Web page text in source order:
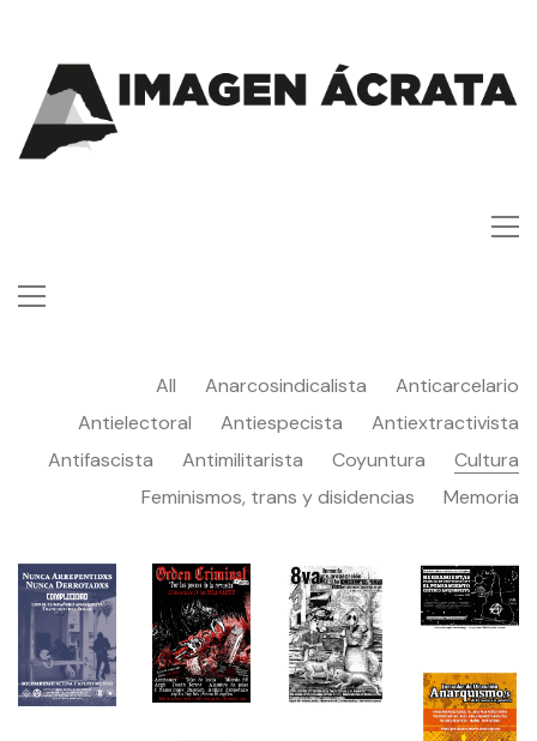
All Anarcosindicalista
Anticarcelario
Antielectoral
Antiespecista
Antiextractivista
Antifascista
Antimilitarista Coyuntura
Cultura
Feminismos, trans y disidencias
Memoria